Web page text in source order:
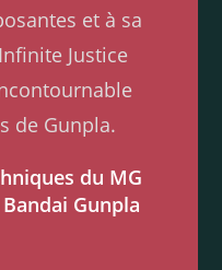
et à sa
Justice
de Gunpla.
du MG
Gunpla